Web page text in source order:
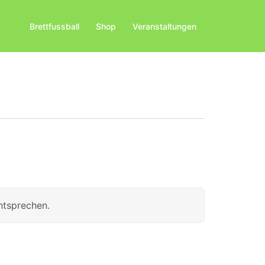
Brettfussball Shop Veranstaltungen